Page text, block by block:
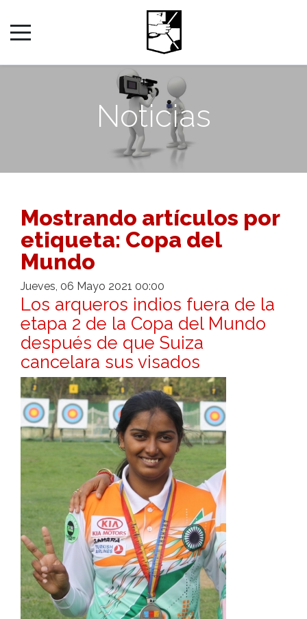
Noticias
Mostrando artículos por
etiqueta: Copa del
Mundo
Jueves, 06 Mayo 2021 00:00
Los arqueros indios fuera de la
etapa 2 de la Copa del Mundo
después de que Suiza
cancelara sus visados